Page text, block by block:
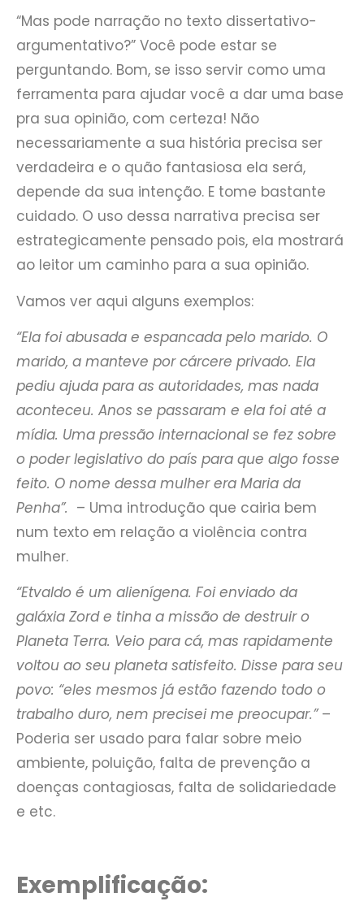
“Mas pode narração no texto dissertativo-
argumentativo?” Você pode estar se
perguntando. Bom, se isso servir como uma
ferramenta para ajudar você a dar uma base
pra sua opinião, com certeza! Não
necessariamente a sua história precisa ser
verdadeira e o quão fantasiosa ela será,
depende da sua intenção. E tome bastante
cuidado. O uso dessa narrativa precisa ser
estrategicamente pensado pois, ela mostrará
ao leitor um caminho para a sua opinião.
Vamos ver aqui alguns exemplos:
“Ela foi abusada e espancada pelo marido. O
marido, a manteve por cárcere privado. Ela
pediu ajuda para as autoridades, mas nada
aconteceu. Anos se passaram e ela foi até a
mídia. Uma pressão internacional se fez sobre
o poder legislativo do país para que algo fosse
feito. O nome dessa mulher era Maria da
Penha”. – Uma introdução que cairia bem
num texto em relação a violência contra
mulher.
“Etvaldo é um alienígena. Foi enviado da
galáxia Zord e tinha a missão de destruir o
Planeta Terra. Veio para cá, mas rapidamente
voltou ao seu planeta satisfeito. Disse para seu
povo: “eles mesmos já estão fazendo todo o
trabalho duro, nem precisei me preocupar.”–
Poderia ser usado para falar sobre meio
ambiente, poluição, falta de prevenção a
doenças contagiosas, falta de solidariedade
e etc.
Exemplificação: